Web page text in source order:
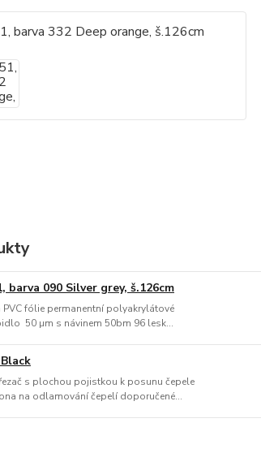
barva 090 Silver grey, š.126cm
fólie permanentní polyakrylátové
50 µm s návinem 50bm 96 lesk...
s plochou pojistkou k posunu čepele
na odlamování čepelí doporučené...